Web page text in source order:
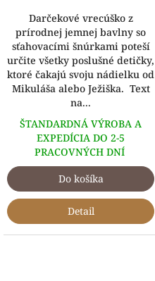
Darčekové vrecúško z
prírodnej jemnej bavlny so
sťahovacími šnúrkami poteší
určite všetky poslušné detičky,
ktoré čakajú svoju nádielku od
Mikuláša alebo Ježiška. Text
na...
ŠTANDARDNÁ VÝROBA A
EXPEDÍCIA DO 2-5
PRACOVNÝCH DNÍ
Do košíka
Detail